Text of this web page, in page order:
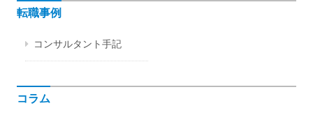
転職事例
コンサルタント手記
コラム